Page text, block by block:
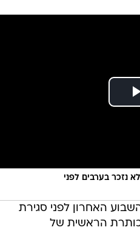
נזכר בערבים לפני
האחרון לפני סגירת
לכנסת ה-21, הכותרת הראשית של